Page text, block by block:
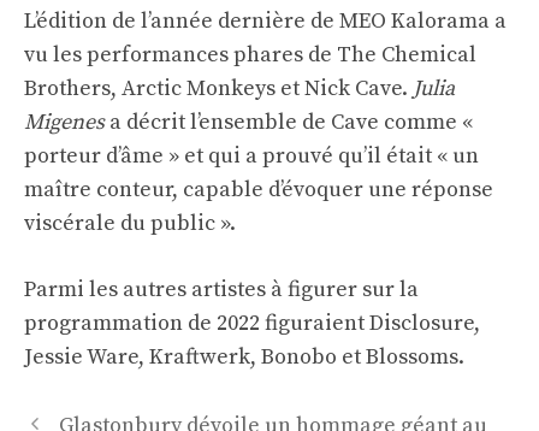
L’édition de l’année dernière de MEO Kalorama a
vu les performances phares de The Chemical
Brothers, Arctic Monkeys et Nick Cave. Julia
Migenesa décrit l’ensemble de Cave comme «
porteur d’âme » et qui a prouvé qu’il était « un
maître conteur, capable d’évoquer une réponse
viscérale du public ».
Parmi les autres artistes à figurer sur la
programmation de 2022 figuraient Disclosure,
Jessie Ware, Kraftwerk, Bonobo et Blossoms.
Navigation